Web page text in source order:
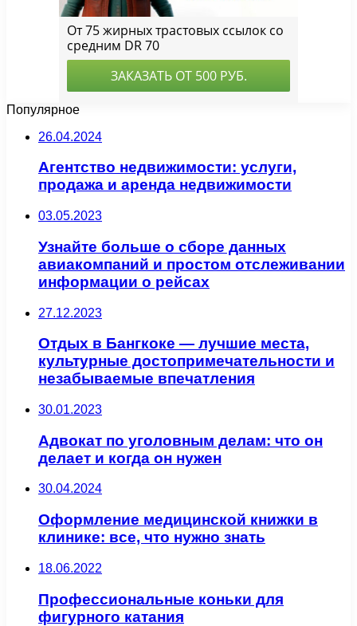
Популярное
26.04.2024
Агентство недвижимости: услуги,
продажа и аренда недвижимости
03.05.2023
Узнайте больше о сборе данных
авиакомпаний и простом отслеживании
информации о рейсах
27.12.2023
Отдых в Бангкоке — лучшие места,
культурные достопримечательности и
незабываемые впечатления
30.01.2023
Адвокат по уголовным делам: что он
делает и когда он нужен
30.04.2024
Оформление медицинской книжки в
клинике: все, что нужно знать
18.06.2022
Профессиональные коньки для
фигурного катания